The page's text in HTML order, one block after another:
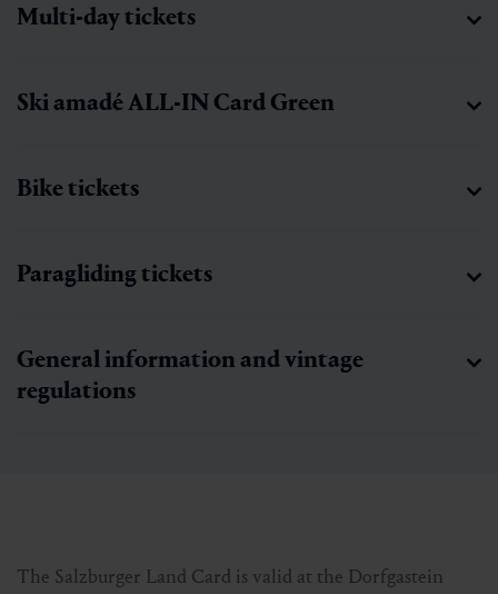
Multi-day tickets
Ski amadé ALL-IN Card Green
Bike tickets
Paragliding tickets
General information and vintage
regulations
The Salzburger Land Card is valid at the Dorfgastein